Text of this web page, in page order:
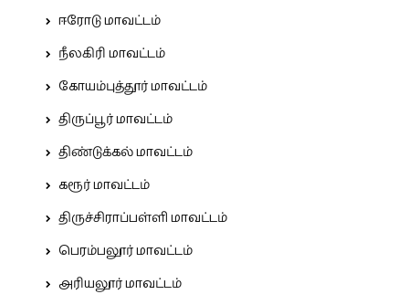
ஈரோடு மாவட்டம்
நீலகிரி மாவட்டம்
கோயம்புத்தூர் மாவட்டம்
திருப்பூர் மாவட்டம்
திண்டுக்கல் மாவட்டம்
கரூர் மாவட்டம்
திருச்சிராப்பள்ளி மாவட்டம்
பெரம்பலூர் மாவட்டம்
அரியலூர் மாவட்டம்